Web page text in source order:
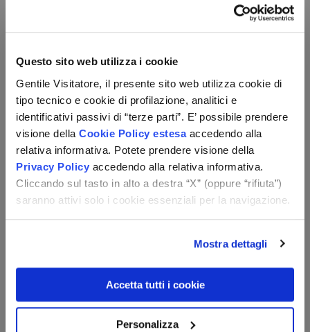
Questo sito web utilizza i cookie
Gentile Visitatore, il presente sito web utilizza cookie di
tipo tecnico e cookie di profilazione, analitici e
identificativi passivi di “terze parti”. E’ possibile prendere
visione della Cookie Policy estesaaccedendo alla
relativa informativa. Potete prendere visione della
Privacy Policy accedendo alla relativa informativa.
Cliccando sul tasto in alto a destra “X” (oppure “rifiuta”)
saranno attivi solo i cookie essenziali per la navigazione.
Mostra dettagli
Accetta tutti i cookie
Personalizza
È esclusivo dei turisti, prima di effettuare una vacanza in
residua dei propri documenti, nonché dei visti e di tutti i
certificati eventualmente richiesti.
Nota bene:il passaporto con validità residua di almeno 6
mesi dalla data di rientro dal viaggio resta il principale
documento per le trasferte oltre confine. Nel caso in cui il
Paese di destinazione accetti come documento la carta
d'identità, ricordiamo che a partire dal 3 agosto 2026, la
carta di identità cartacea non sarà più valida; il
italiani dovranno essere muniti di carta di identità
Inoltre, tutti i minori italiani che viaggiano devono essere
muniti di documento di viaggio individuale; pertanto, i
medesimi devono essere in possesso di passaporto